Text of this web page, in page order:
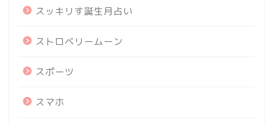
スッキリす誕生月占い
ストロベリームーン
スポーツ
スマホ